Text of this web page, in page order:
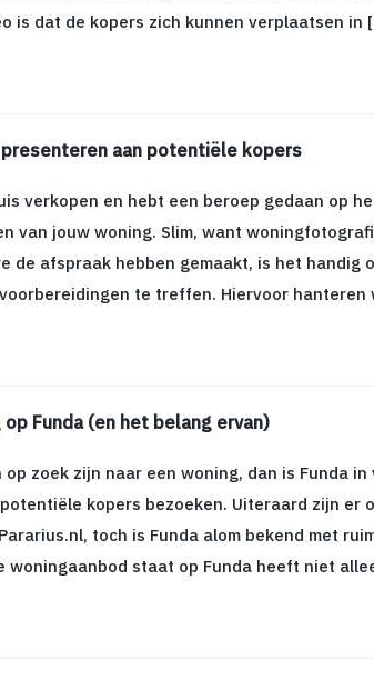
is dat de kopers zich kunnen verplaatsen in
aan potentiële kopers
verkopen en hebt een beroep gedaan op
van jouw woning. Slim, want
de afspraak hebben gemaakt, is het handig
te treffen. Hiervoor hanteren
op Funda (en het belang ervan)
op zoek zijn naar een woning, dan is Funda
kopers bezoeken. Uiteraard zijn er
toch is Funda alom bekend met
woningaanbod staat op Funda heeft niet